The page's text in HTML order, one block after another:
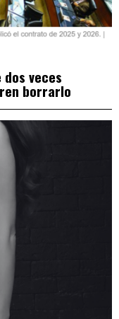
veces
borrarlo